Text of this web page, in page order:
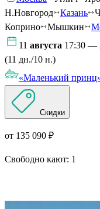
Н.Новгород
Казань
Коприно
Мышкин
11 августа 17:30 —
(11 дн./10 н.)
«Маленький
Скидки
от 135 090 ₽
Свободно кают: 1